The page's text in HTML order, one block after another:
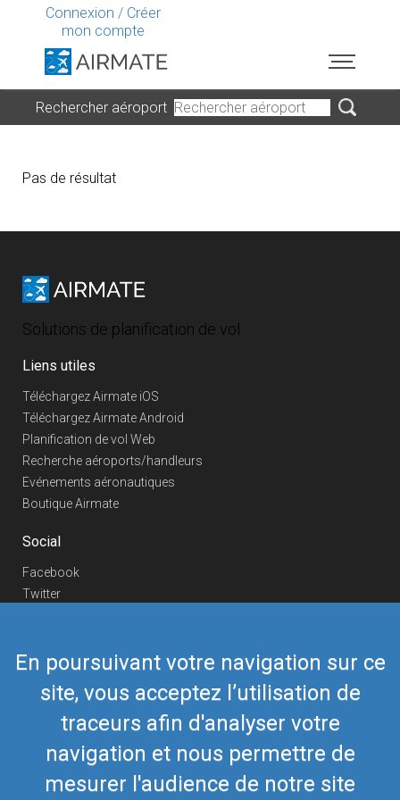
Connexion / Créer
mon compte
En poursuivant votre navigation sur ce
site, vous acceptez l’utilisation de
traceurs afin d'analyser votre
navigation et nous permettre de
mesurer l'audience de notre site
Rechercher aéroport
Pas de résultat
Solutions de planification de vol
Liens utiles
Téléchargez Airmate iOS
Téléchargez Airmate Android
Planification de vol Web
Recherche aéroports/handleurs
Evénements aéronautiques
Boutique Airmate
Social
Facebook
Twitter
Telegram
Nous contacter
Téléphone Europe +352 26441835
Téléphone US/Canada
418-592-8862
airmate@airmate.aero
(c) Myriel Aviation SA